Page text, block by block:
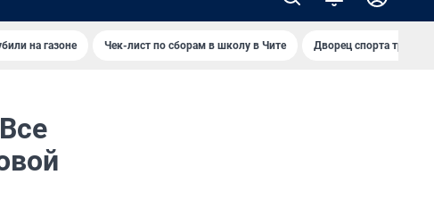
на газоне Чек-лист по сборам в школу в Чите Дворец спорта